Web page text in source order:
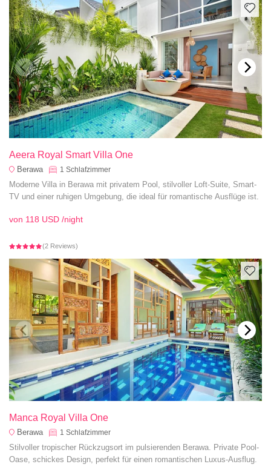
Aeera Royal Smart Villa One
Berawa 1 Schlafzimmer
Moderne Villa in Berawa mit privatem Pool, stilvoller Loft-Suite, Smart-
TV und einer ruhigen Umgebung, die ideal für romantische Ausflüge ist.
von 118 USD /night
(2 Reviews)
Manca Royal Villa One
Berawa 1 Schlafzimmer
Stilvoller tropischer Rückzugsort im pulsierenden Berawa. Private Pool-
Oase, schickes Design, perfekt für einen romantischen Luxus-Ausflug.